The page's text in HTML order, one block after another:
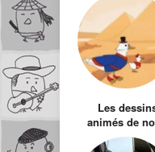
Les
animés de
enfance